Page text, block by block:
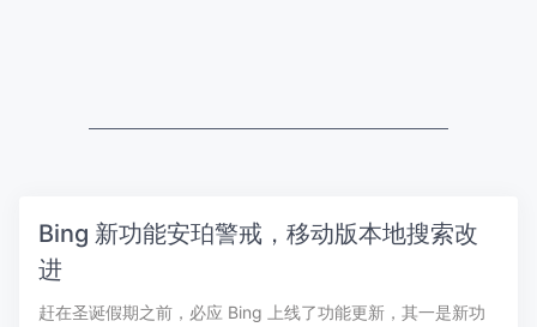
Bing 新功能安珀警戒，移动版本地搜索改
进
赶在圣诞假期之前，必应 Bing 上线了功能更新，其一是新功